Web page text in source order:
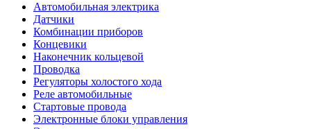
Автомобильная электрика
Датчики
Комбинации приборов
Концевики
Наконечник кольцевой
Проводка
Регуляторы холостого хода
Реле автомобильные
Стартовые провода
Электронные блоки управления